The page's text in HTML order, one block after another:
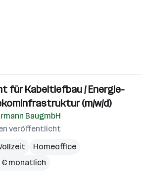
für Kabeltiefbau / Energie-
(m/w/d)
BaugmbH
veröffentlicht
Homeoffice
€ monatlich